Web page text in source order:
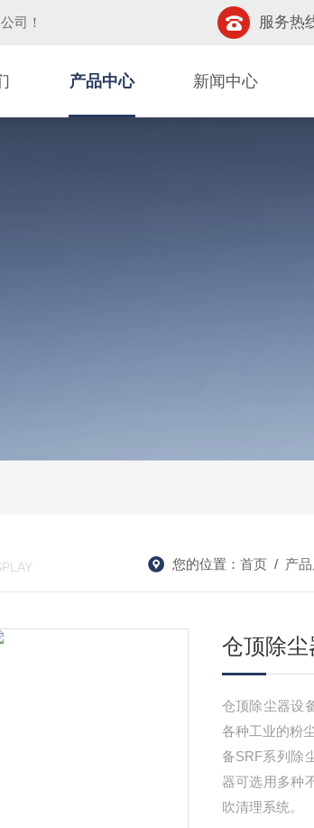
司 ！ 服务热
产品中心 新闻中心
您的位置： 首页 / 产
仓顶除尘
仓顶除尘器设
各种工业的粉
备SRF系列除
器可选用多种
吹清理系统。